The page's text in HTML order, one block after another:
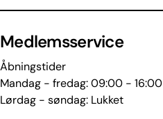
Medlemsservice
Åbningstider
Mandag - fredag: 09:00 - 16:00
Lørdag - søndag: Lukket